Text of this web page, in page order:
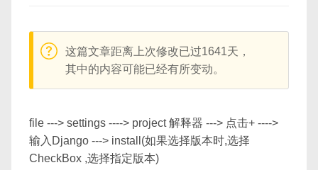
warning:
这篇文章距离上次修改已过1641天，
其中的内容可能已经有所变动。
file ---> settings ----> project 解释器 ---> 点击+ ---->
输入Django ---> install(如果选择版本时,选择
CheckBox ,选择指定版本)